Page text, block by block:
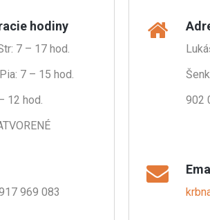
hodiny
7 – 17 hod.
7 – 15 hod.
12 hod.
969 083
902